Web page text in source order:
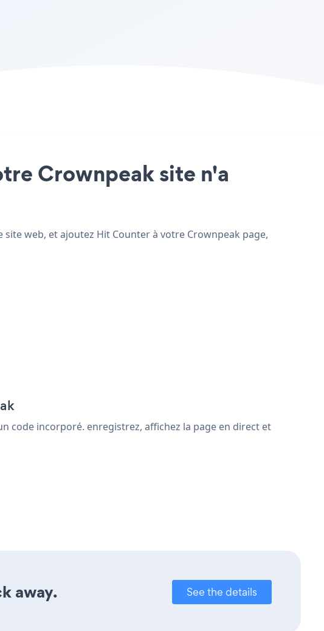
Crownpeak site n'a
web, et ajoutez Hit Counter à votre Crownpeak page,
code incorporé. enregistrez, affichez la page en direct et
away. See the details